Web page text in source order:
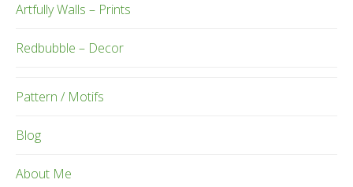
Artfully Walls – Prints
Redbubble – Decor
Pattern / Motifs
Blog
About Me